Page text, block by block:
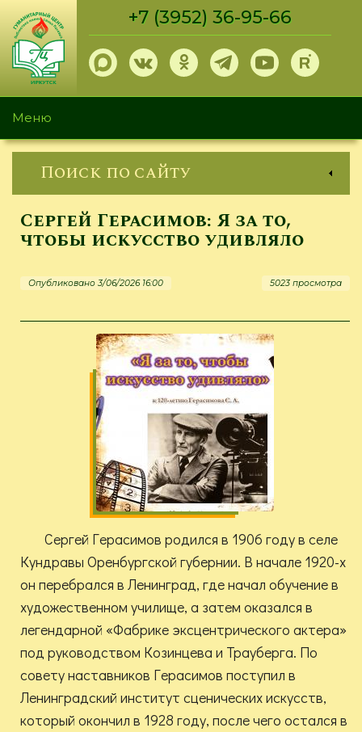
Перейти
основному
содержанию
+7 (3952) 36-95-66
Меню
Поиск по сайту
Сергей Герасимов: Я за то,
чтобы искусство удивляло
Опубликовано 3/06/2026 16:00 5023 просмотра
Сергей Герасимов родился в 1906 году в селе
Кундравы Оренбургской губернии. В начале 1920-х
он перебрался в Ленинград, где начал обучение в
художественном училище, а затем оказался в
легендарной «Фабрике эксцентрического актера»
под руководством Козинцева и Трауберга. По
совету наставников Герасимов поступил в
Ленинградский институт сценических искусств,
который окончил в 1928 году, после чего остался в